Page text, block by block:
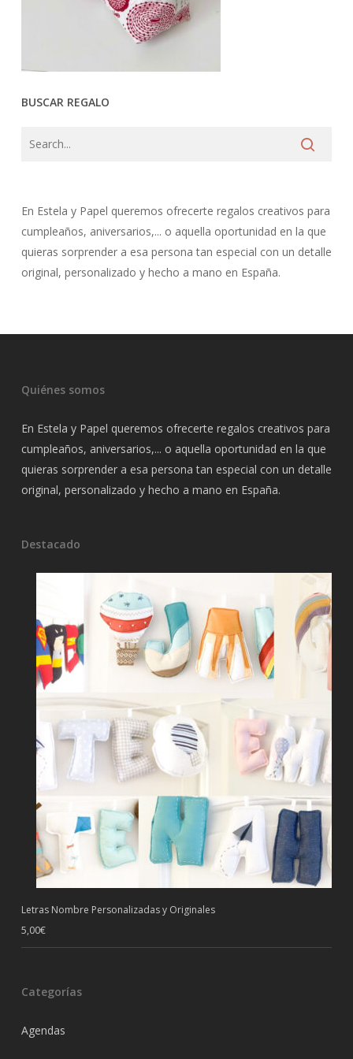
BUSCAR REGALO
En Estela y Papel queremos ofrecerte regalos creativos para
cumpleaños, aniversarios,... o aquella oportunidad en la que
quieras sorprender a esa persona tan especial con un detalle
original, personalizado y hecho a mano en España.
Quiénes somos
En Estela y Papel queremos ofrecerte regalos creativos para
cumpleaños, aniversarios,... o aquella oportunidad en la que
quieras sorprender a esa persona tan especial con un detalle
original, personalizado y hecho a mano en España.
Destacado
Letras Nombre Personalizadas y Originales
5,00€
Categorías
Agendas